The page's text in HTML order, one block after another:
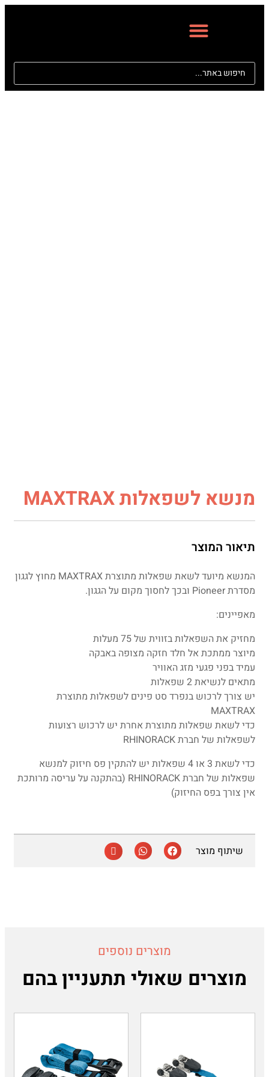
מנשא לשפאלות MAXTRAX
תיאור המוצר
המנשא מיועד לשאת שפאלות מתוצרת MAXTRAX מחוץ לגגון
מסדרת Pioneer ובכך לחסוך מקום על הגגון.
מאפיינים:
מחזיק את השפאלות בזווית של 75 מעלות
מיוצר ממתכת אל חלד חזקה מצופה באבקה
עמיד בפני פגעי מזג האוויר
מתאים לנשיאת 2 שפאלות
יש צורך לרכוש בנפרד סט פינים לשפאלות מתוצרת
MAXTRAX
כדי לשאת שפאלות מתוצרת אחרת יש לרכוש רצועות
לשפאלות של חברת RHINORACK
כדי לשאת 3 או 4 שפאלות יש להתקין פס חיזוק למנשא
שפאלות של חברת RHINORACK (בהתקנה על עריסה מרותכת
אין צורך בפס החיזוק)
שיתוף מוצר
מוצרים נוספים
מוצרים שאולי תתעניין בהם